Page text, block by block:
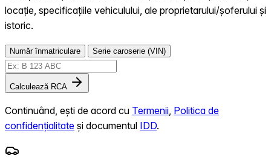
locație, specificațiile vehiculului, ale proprietarului/șoferului și
istoric.
Număr înmatriculare Serie caroserie (VIN)
Calculează RCA
Continuând, ești de acord cu Termenii Politica de
confidențialitate și documentul IDD.